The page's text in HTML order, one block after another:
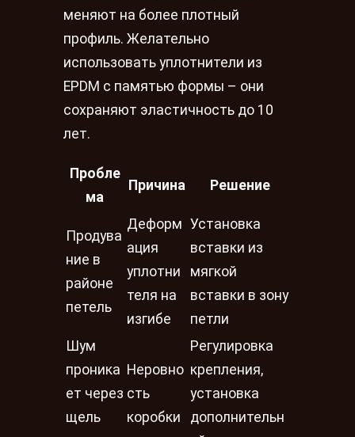
меняют на более плотный
профиль. Желательно
использовать уплотнители из
EPDM с памятью формы – они
сохраняют эластичность до 10
лет.
Пробле
ма
Причина Решение
Продува
ние в
районе
петель
Деформ
ация
уплотни
теля на
изгибе
Установка
вставки из
мягкой
вставки в зону
петли
Шум
проника
ет через
щель
Неровно
сть
коробки
Регулировка
крепления,
установка
дополнительн